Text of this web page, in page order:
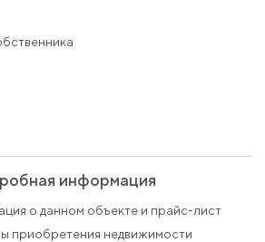
информация
о данном объекте и прайс-лист
приобретения недвижимости